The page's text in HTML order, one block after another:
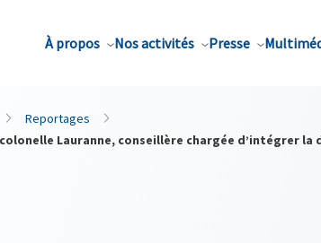
À propos Nos activités Presse
Reportages
Lauranne, conseillère chargée d’intégrer la